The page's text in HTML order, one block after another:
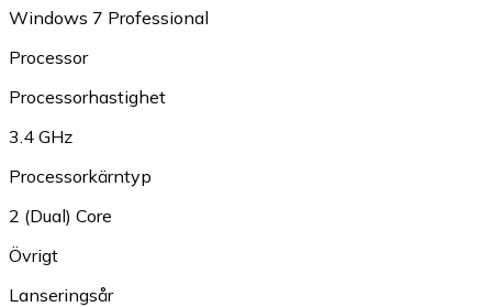
Windows 7 Professional
Processor
Processorhastighet
3.4 GHz
Processorkärntyp
2 (Dual) Core
Övrigt
Lanseringsår